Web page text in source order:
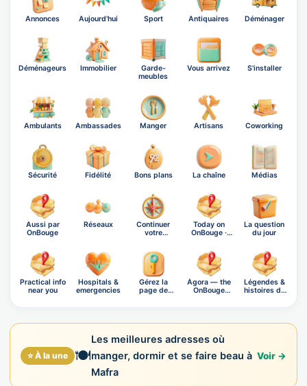
Annonces Aujourd'hui Sport Antiquaires Déménager
Déménageurs Immobilier
Garde-
meubles
Vous arrivez S'installer
Ambulants Ambassades Manger Artisans Coworking
Sécurité Fidélité Bons plans La chaîne Médias
Aussi par
OnBouge
Réseaux
Continuer
votre
Today on
OnBouge ·
La question
du jour
Practical info
near you
Hospitals &
emergencies
Gérez la
page de
Ágora — the
OnBouge
Légendes &
histoires de
⭐ À la une 🍽️
Les meilleures adresses où
manger, dormir et se faire beau à
Mafra
Voir →